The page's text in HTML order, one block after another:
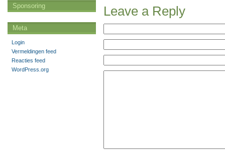
Leave a Reply
Sponsoring
Meta
Login
Vermeldingen feed
Reacties feed
WordPress.org